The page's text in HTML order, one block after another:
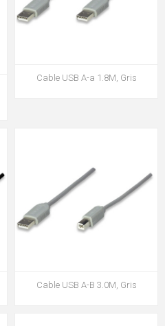
Cable USB A-a 1.8M, Gris
Cable USB A-B 3.0M, Gris